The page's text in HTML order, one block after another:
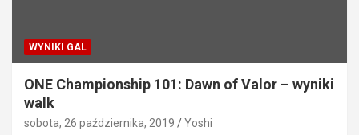
WYNIKI GAL
ONE Championship 101: Dawn of Valor – wyniki
walk
sobota, 26 października, 2019 Yoshi